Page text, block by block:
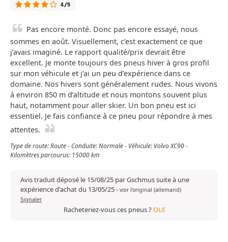
4/5
Pas encore monté. Donc pas encore essayé, nous
sommes en août. Visuellement, c’est exactement ce que
j’avais imaginé. Le rapport qualité/prix devrait être
excellent. Je monte toujours des pneus hiver à gros profil
sur mon véhicule et j’ai un peu d’expérience dans ce
domaine. Nos hivers sont généralement rudes. Nous vivons
à environ 850 m d’altitude et nous montons souvent plus
haut, notamment pour aller skier. Un bon pneu est ici
essentiel. Je fais confiance à ce pneu pour répondre à mes
attentes.
Type de route: Route - Conduite: Normale - Véhicule: Volvo XC90 -
Kilomètres parcourus: 15000 km
Avis traduit déposé le 15/08/25 par Gschmus suite à une
expérience d'achat du 13/05/25- voir l'original (allemand)
Signaler
Racheteriez-vous ces pneus ?OUI